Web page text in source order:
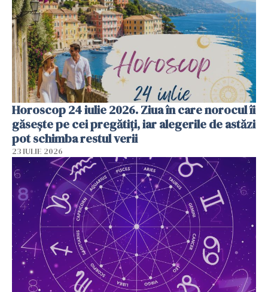
Horoscop 24 iulie 2026. Ziua în care norocul îi
găsește pe cei pregătiți, iar alegerile de astăzi
pot schimba restul verii
23 IULIE 2026